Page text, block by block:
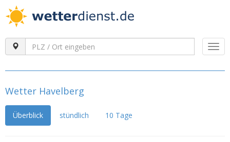
Wetter Havelberg
Überblick stündlich 10 Tage